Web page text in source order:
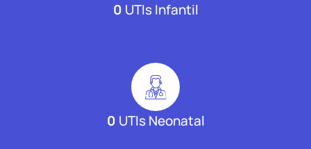
0 UTIs Infantil
0 UTIs Neonatal